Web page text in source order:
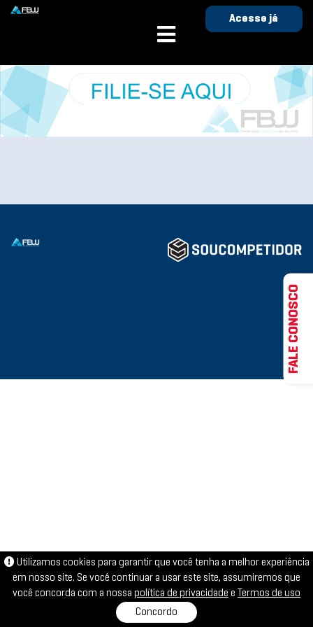
Acesse já
Utilizamos cookies para garantir que você tenha a melhor experiência
em nosso site. Se você continuar a usar este site, assumiremos que
você concorda com a nossa política de privacidade e
Termos de uso
Concordo
FALE CONOSCO